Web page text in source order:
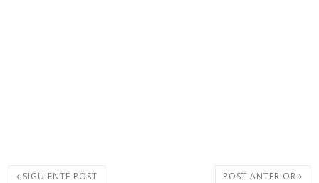
SIGUIENTE POST POST ANTERIOR